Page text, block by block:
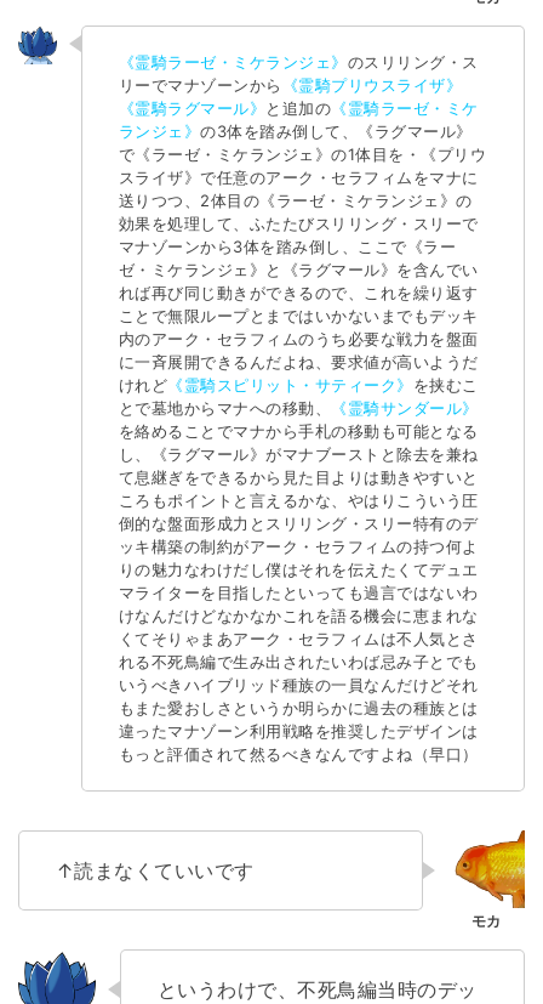
《霊騎ラーゼ・ミケランジェ》 のスリリング・ス
リーでマナゾーンから
《霊騎プリウスライザ》
《霊騎ラグマール》 と追加の 《霊騎ラーゼ・ミケ
ランジェ》の3体を踏み倒して、《ラグマール》
で《ラーゼ・ミケランジェ》の1体目を・《プリウ
スライザ》で任意のアーク・セラフィムをマナに
送りつつ、2体目の《ラーゼ・ミケランジェ》の
効果を処理して、ふたたびスリリング・スリーで
マナゾーンから3体を踏み倒し、ここで《ラー
ゼ・ミケランジェ》と《ラグマール》を含んでい
れば再び同じ動きができるので、これを繰り返す
ことで無限ループとまではいかないまでもデッキ
内のアーク・セラフィムのうち必要な戦力を盤面
に一斉展開できるんだよね、要求値が高いようだ
けれど 《霊騎スピリット・サティーク》 を挟むこ
とで墓地からマナへの移動、
《霊騎サンダール》
を絡めることでマナから手札の移動も可能となる
し、《ラグマール》がマナブーストと除去を兼ね
て息継ぎをできるから見た目よりは動きやすいと
ころもポイントと言えるかな、やはりこういう圧
倒的な盤面形成力とスリリング・スリー特有のデ
ッキ構築の制約がアーク・セラフィムの持つ何よ
りの魅力なわけだし僕はそれを伝えたくてデュエ
マライターを目指したといっても過言ではないわ
けなんだけどなかなかこれを語る機会に恵まれな
くてそりゃまあアーク・セラフィムは不人気とさ
れる不死鳥編で生み出されたいわば忌み子とでも
いうべきハイブリッド種族の一員なんだけどそれ
もまた愛おしさというか明らかに過去の種族とは
違ったマナゾーン利用戦略を推奨したデザインは
もっと評価されて然るべきなんですよね（早口）
↑読まなくていいです
というわけで、不死鳥編当時のデッ